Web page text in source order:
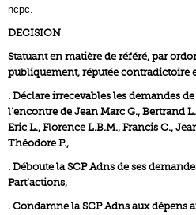
ncpc.
DECISION
Statuant en matière de référé, par
publiquement, réputée contradictoire
. Déclare irrecevables les demandes
l’encontre de Jean Marc G., Bertrand
Eric L., Florence L.B.M., Francis C.,
Théodore P.,
. Déboute la SCP Adns de ses
Part’actions,
. Condamne la SCP Adns aux dépens